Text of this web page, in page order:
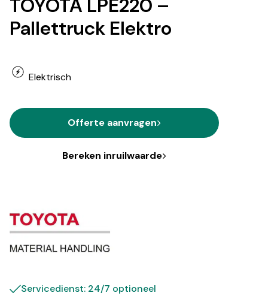
TOYOTA LPE220 –
Pallettruck Elektro
Elektrisch
Offerte aanvragen
Bereken inruilwaarde
Servicedienst: 24/7 optioneel